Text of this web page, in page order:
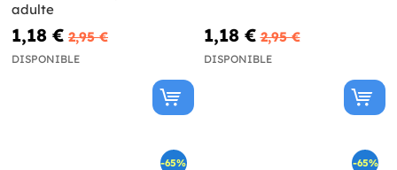
adulte
1,18 € 2,95 €
DISPONIBLE
1,18 € 2,95 €
DISPONIBLE
-65% -65%